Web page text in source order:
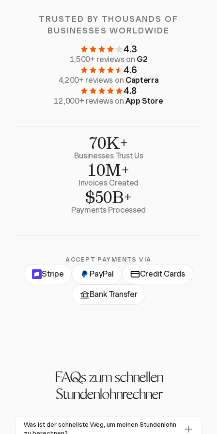
TRUSTED BY THOUSANDS OF
BUSINESSES WORLDWIDE
4.3
1,500+ reviews on G2
4.6
4,200+ reviews on Capterra
4.8
12,000+ reviews onApp Store
70K+
Businesses Trust Us
10M+
Invoices Created
$50B+
Payments Processed
ACCEPT PAYMENTS VIA
Stripe PayPal Credit Cards
Bank Transfer
FAQs zum schnellen
Stundenlohnrechner
Was ist der schnellste Weg, um meinen Stundenlohn